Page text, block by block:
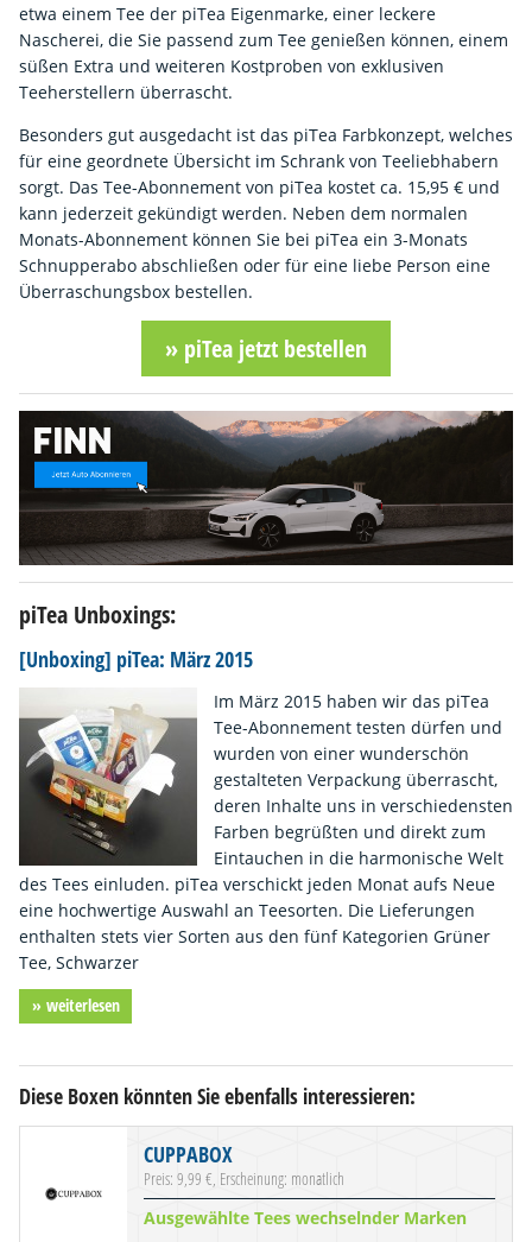
etwa einem Tee der piTea Eigenmarke, einer leckere
Nascherei, die Sie passend zum Tee genießen können, einem
süßen Extra und weiteren Kostproben von exklusiven
Teeherstellern überrascht.
Besonders gut ausgedacht ist das piTea Farbkonzept, welches
für eine geordnete Übersicht im Schrank von Teeliebhabern
sorgt. Das Tee-Abonnement von piTea kostet ca. 15,95 € und
kann jederzeit gekündigt werden. Neben dem normalen
Monats-Abonnement können Sie bei piTea ein 3-Monats
Schnupperabo abschließen oder für eine liebe Person eine
Überraschungsbox bestellen.
» piTea jetzt bestellen
piTea Unboxings:
[Unboxing] piTea: März 2015
Im März 2015 haben wir das piTea
Tee-Abonnement testen dürfen und
wurden von einer wunderschön
gestalteten Verpackung überrascht,
deren Inhalte uns in verschiedensten
Farben begrüßten und direkt zum
Eintauchen in die harmonische Welt
des Tees einluden. piTea verschickt jeden Monat aufs Neue
eine hochwertige Auswahl an Teesorten. Die Lieferungen
enthalten stets vier Sorten aus den fünf Kategorien Grüner
Tee, Schwarzer
» weiterlesen
Diese Boxen könnten Sie ebenfalls interessieren:
CUPPABOX
Preis: 9,99 €, Erscheinung: monatlich
Ausgewählte Tees wechselnder Marken